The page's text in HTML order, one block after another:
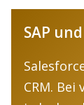
SAP
CRM.